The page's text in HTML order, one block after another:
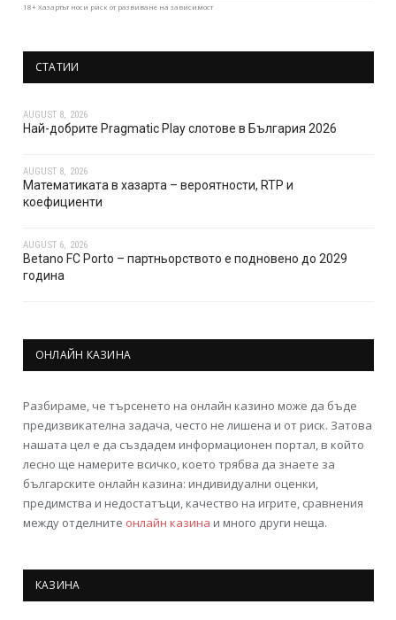
18+ Хазартът носи риск от развиване на зависимост
СТАТИИ
AUGUST 8, 2026
Най-добрите Pragmatic Play слотове в България 2026
AUGUST 8, 2026
Математиката в хазарта – вероятности, RTP и
коефициенти
AUGUST 6, 2026
Betano FC Porto – партньорството е подновено до 2029
година
ОНЛАЙН КАЗИНА
Разбираме, че търсенето на онлайн казино може да бъде
предизвикателна задача, често не лишена и от риск. Затова
нашата цел е да създадем информационен портал, в който
лесно ще намерите всичко, което трябва да знаете за
българските онлайн казина: индивидуални оценки,
предимства и недостатъци, качество на игрите, сравнения
между отделните онлайн казина и много други неща.
КАЗИНА